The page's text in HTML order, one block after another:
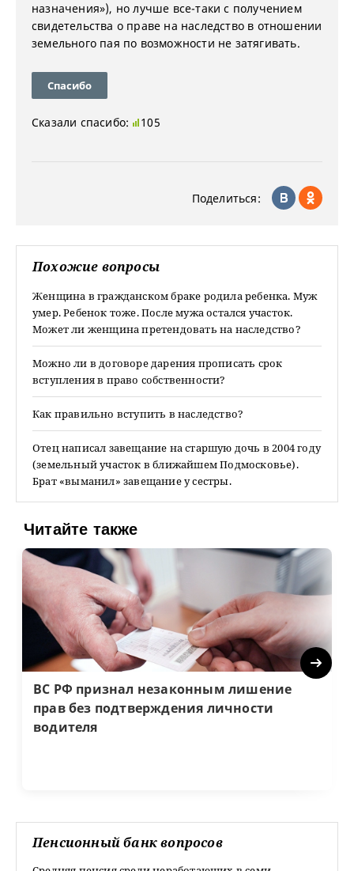
назначения»), но лучше все-таки с получением
свидетельства о праве на наследство в отношении
земельного пая по возможности не затягивать.
Спасибо
Сказали спасибо: 105
Поделиться:
Похожие вопросы
Женщина в гражданском браке родила ребенка. Муж
умер. Ребенок тоже. После мужа остался участок.
Может ли женщина претендовать на наследство?
Можно ли в договоре дарения прописать срок
вступления в право собственности?
Как правильно вступить в наследство?
Отец написал завещание на старшую дочь в 2004 году
(земельный участок в ближайшем Подмосковье).
Брат «выманил» завещание у сестры.
Читайте также
ВС РФ признал незаконным лишение
прав без подтверждения личности
водителя
Next
Пенсионный банк вопросов